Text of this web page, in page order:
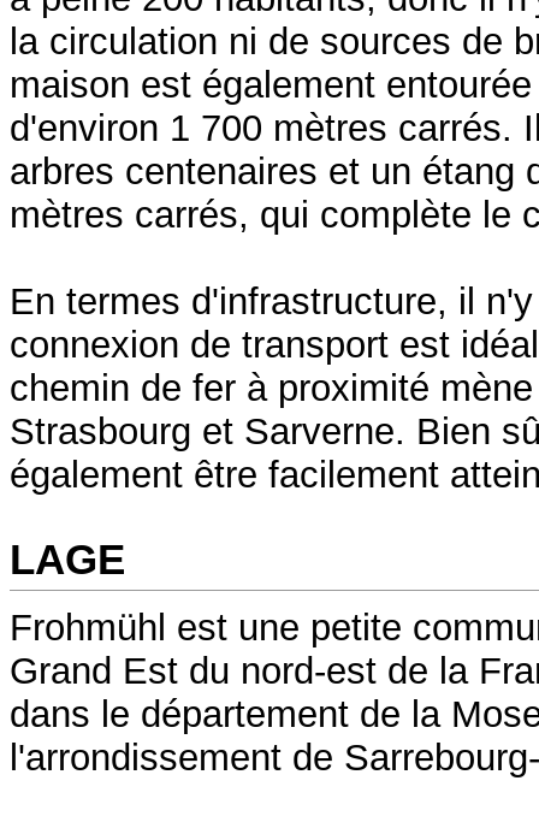
la circulation ni de sources de
maison est également
d'environ 1 700 mètres carrés.
arbres centenaires et un étang
mètres carrés, qui complète le
En termes d'infrastructure, il
connexion de transport est
chemin de fer à proximité
Strasbourg et Sarverne. Bien
également être facilement
LAGE
Frohmühl est une petite
Grand Est du nord-est de la
dans le département de la
l'arrondissement de